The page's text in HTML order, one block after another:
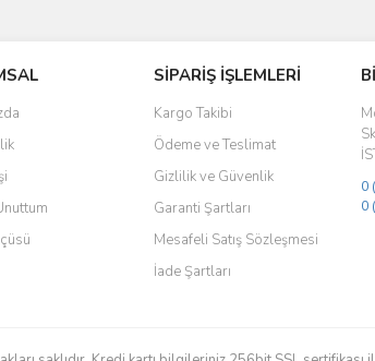
Ürün resmi kalitesiz, bozuk veya görüntülenemiyor.
Ürün açıklamasında eksik bilgiler bulunuyor.
Ürün bilgilerinde hatalar bulunuyor.
Ürün fiyatı diğer sitelerden daha pahalı.
Bu ürüne benzer farklı alternatifler olmalı.
SİPARİŞ İŞLEMLERİ
Kargo Takibi
Ödeme ve Teslimat
Gizlilik ve Güvenlik
Garanti Şartları
Mesafeli Satış Sözleşmesi
İade Şartları
0
0